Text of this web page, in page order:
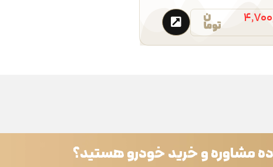
مشاوره و خرید خودرو هستید؟